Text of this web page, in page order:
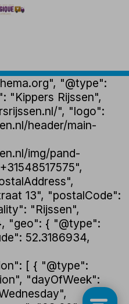
"@type":
"Kippers Rijssen",
", "logo":
header/main-
img/pand-
13", "postalCode":
"Rijssen",
"geo": { "@type":
52.3186934,
[ { "@type":
"dayOfWeek":